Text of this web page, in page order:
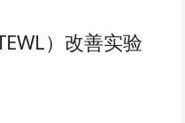
）改善实验